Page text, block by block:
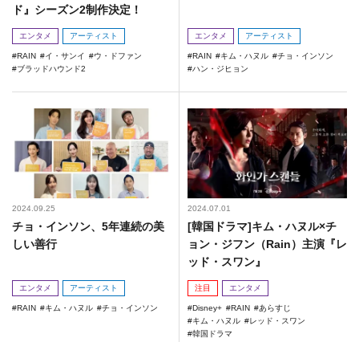
ド』シーズン2制作決定！
エンタメ アーティスト
RAIN イ・サンイ
ウ・ドファン
ブラッドハウンド2
エンタメ アーティスト
RAIN キム・ハヌル
チョ・インソン
ハン・ジヒョン
2024.09.25
チョ・インソン、5年連続の美
しい善行
エンタメ アーティスト
RAIN キム・ハヌル チョ・インソン
2024.07.01
[韓国ドラマ]キム・ハヌル×チ
ョン・ジフン（Rain）主演『レ
ッド・スワン』
注目 エンタメ
Disney+ RAIN
あらすじ
キム・ハヌル
レッド・スワン
韓国ドラマ